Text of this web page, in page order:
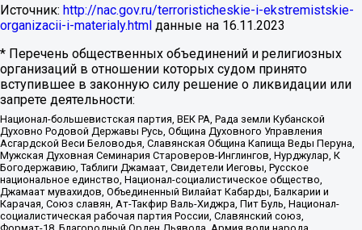
Источник: http://nac.gov.ru/terroristicheskie-i-ekstremistskie-
organizacii-i-materialy.html данные на 16.11.2023
* Перечень общественных объединений и религиозных
организаций в отношении которых судом принято
вступившее в законную силу решение о ликвидации или
запрете деятельности:
Национал-большевистская партия, ВЕК РА, Рада земли Кубанской
Духовно Родовой Державы Русь, Община Духовного Управления
Асгардской Веси Беловодья, Славянская Община Капища Веды Перуна,
Мужская Духовная Семинария Староверов-Инглингов, Нурджулар, К
Богодержавию, Таблиги Джамаат, Свидетели Иеговы, Русское
национальное единство, Национал-социалистическое общество,
Джамаат мувахидов, Объединенный Вилайат Кабарды, Балкарии и
Карачая, Союз славян, Ат-Такфир Валь-Хиджра, Пит Буль, Национал-
социалистическая рабочая партия России, Славянский союз,
Формат-18, Благородный Орден Дьявола, Армия воли народа,